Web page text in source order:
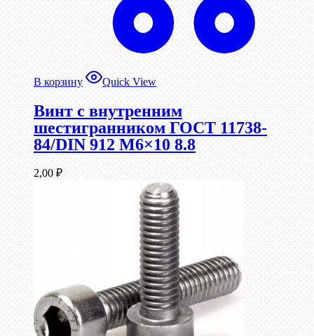
В корзину Quick View
Винт c внутренним
шестигранником ГОСТ 11738-
84/DIN 912 М6×10 8.8
2,00 ₽